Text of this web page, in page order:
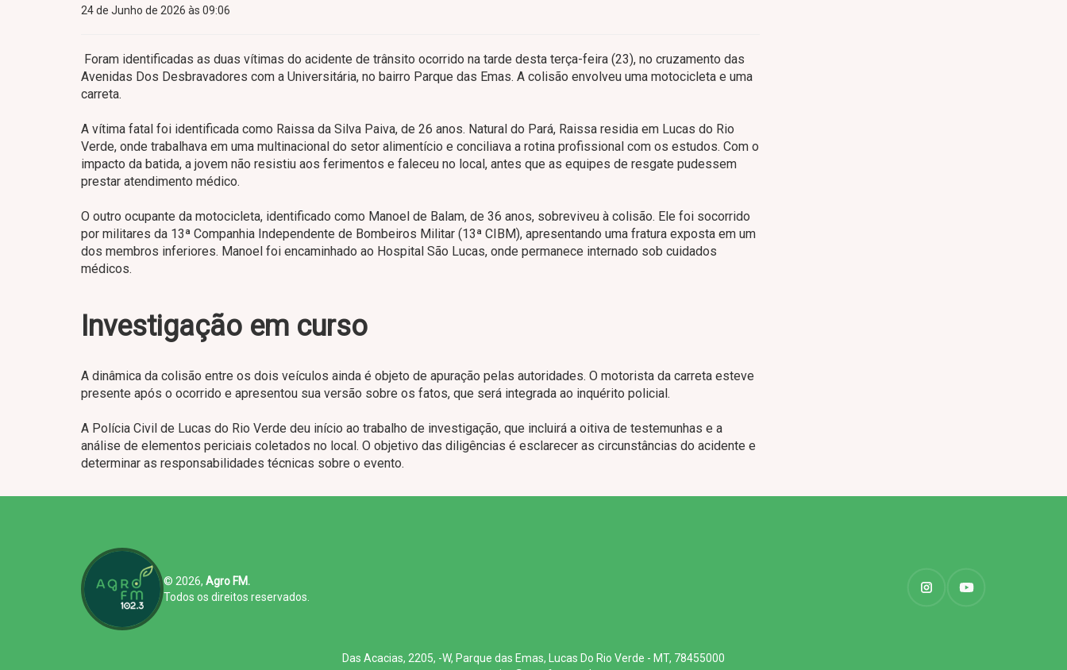
24 de Junho de 2026 às 09:06
Foram identificadas as duas vítimas do acidente de trânsito ocorrido na tarde desta terça-feira (23), no cruzamento das
Avenidas Dos Desbravadores com a Universitária, no bairro Parque das Emas. A colisão envolveu uma motocicleta e uma
carreta.
A vítima fatal foi identificada como Raissa da Silva Paiva, de 26 anos. Natural do Pará, Raissa residia em Lucas do Rio
Verde, onde trabalhava em uma multinacional do setor alimentício e conciliava a rotina profissional com os estudos. Com o
impacto da batida, a jovem não resistiu aos ferimentos e faleceu no local, antes que as equipes de resgate pudessem
prestar atendimento médico.
O outro ocupante da motocicleta, identificado como Manoel de Balam, de 36 anos, sobreviveu à colisão. Ele foi socorrido
por militares da 13ª Companhia Independente de Bombeiros Militar (13ª CIBM), apresentando uma fratura exposta em um
dos membros inferiores. Manoel foi encaminhado ao Hospital São Lucas, onde permanece internado sob cuidados
médicos.
Investigação em curso
A dinâmica da colisão entre os dois veículos ainda é objeto de apuração pelas autoridades. O motorista da carreta esteve
presente após o ocorrido e apresentou sua versão sobre os fatos, que será integrada ao inquérito policial.
A Polícia Civil de Lucas do Rio Verde deu início ao trabalho de investigação, que incluirá a oitiva de testemunhas e a
análise de elementos periciais coletados no local. O objetivo das diligências é esclarecer as circunstâncias do acidente e
determinar as responsabilidades técnicas sobre o evento.
© 2026, Agro FM.
Todos os direitos reservados.
Das Acacias, 2205, -W, Parque das Emas, Lucas Do Rio Verde - MT, 78455000